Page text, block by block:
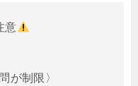
意
が制限〉